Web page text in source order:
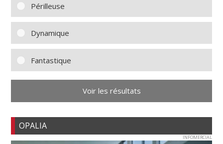
Périlleuse
Dynamique
Fantastique
Voir les résultats
OPALIA
INFOMERCIAL